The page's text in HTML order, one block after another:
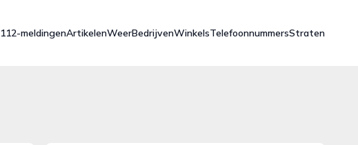
112-meldingenArtikelenWeerBedrijvenWinkelsTelefoonnummersStraten